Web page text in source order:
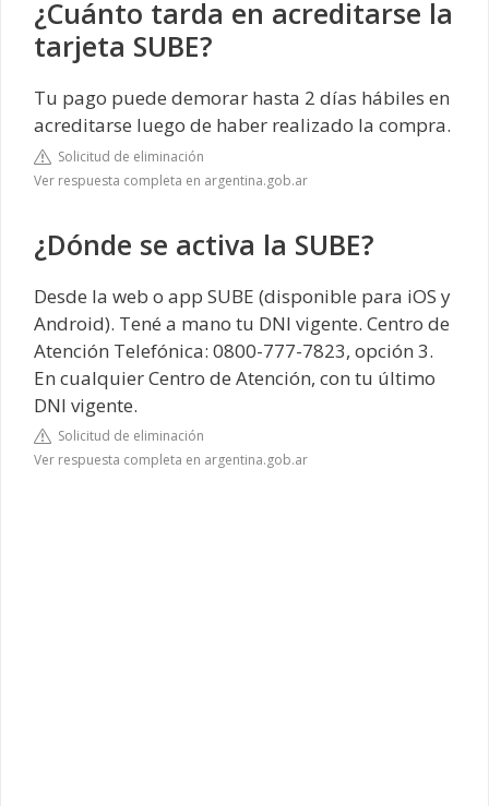
¿Cuánto tarda en acreditarse la
tarjeta SUBE?
Tu pago puede demorar hasta 2 días hábiles en
acreditarse luego de haber realizado la compra.
Solicitud de eliminación
Ver respuesta completa en argentina.gob.ar
¿Dónde se activa la SUBE?
Desde la web o app SUBE (disponible para iOS y
Android). Tené a mano tu DNI vigente. Centro de
Atención Telefónica: 0800-777-7823, opción 3.
En cualquier Centro de Atención, con tu último
DNI vigente.
Solicitud de eliminación
Ver respuesta completa en argentina.gob.ar